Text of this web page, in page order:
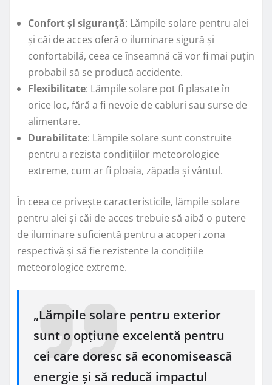
Confort și siguranță: Lămpile solare pentru alei
și căi de acces oferă o iluminare sigură și
confortabilă, ceea ce înseamnă că vor fi mai puțin
probabil să se producă accidente.
Flexibilitate: Lămpile solare pot fi plasate în
orice loc, fără a fi nevoie de cabluri sau surse de
alimentare.
Durabilitate: Lămpile solare sunt construite
pentru a rezista condițiilor meteorologice
extreme, cum ar fi ploaia, zăpada și vântul.
În ceea ce privește caracteristicile, lămpile solare
pentru alei și căi de acces trebuie să aibă o putere
de iluminare suficientă pentru a acoperi zona
respectivă și să fie rezistente la condițiile
meteorologice extreme.
„Lămpile solare pentru exterior
sunt o opțiune excelentă pentru
cei care doresc să economisească
energie și să reducă impactul